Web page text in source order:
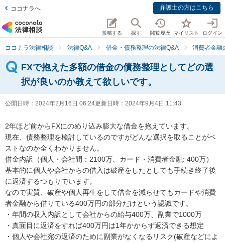
ココナラへ 弁護士の方はこちら
投稿する 探す 閲覧履歴 マイリスト ログイン
ココナラ法律相談 法律Q&A 借金・債務整理の法律Q&A 消費者金融
FXで抱えた多額の借金の債務整理としてどの選
択が良いのか教えて欲しいです。
公開日時： 2024年2月16日 06:24更新日時： 2024年9月4日 11:43
2年ほど前からFXにのめり込み膨大な借金を抱えています。
現在、債務整理を検討しているのですがどんな選択を取ることがベ
ストなのか全くわかりません。
借金内訳（個人・会社間：2100万、カード・消費者金融: 400万）
基本的に個人や会社からの借入は破産をしたとしても手続き終了後
に返済するつもりでいます。
なので実質、破産や個人再生をして借金を減らせてもカードや消費
者金融から借りている400万円の部分だけという認識です。
・年間の収入内訳として会社からの給与400万、副業で1000万
・真面目に返済をすれば400万円は1年かからず返済できる想定
・個人や会社宛の返済のために副業がなくなるリスク(破産などによ